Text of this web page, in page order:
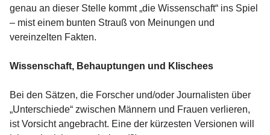
genau an dieser Stelle kommt „die Wissenschaft“ ins Spiel
– mist einem bunten Strauß von Meinungen und
vereinzelten Fakten.
Wissenschaft, Behauptungen und Klischees
Bei den Sätzen, die Forscher und/oder Journalisten über
„Unterschiede“ zwischen Männern und Frauen verlieren,
ist Vorsicht angebracht. Eine der kürzesten Versionen will